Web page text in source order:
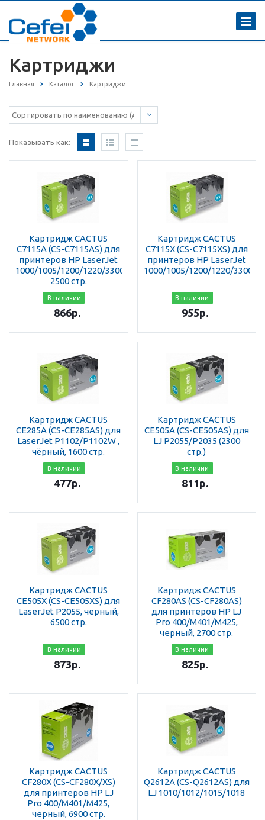
Картриджи
Главная Каталог Картриджи
Показывать как:
Картридж CACTUS
C7115A (CS-C7115AS) для
принтеров HP LaserJet
1000/1005/1200/1220/3300/3380,
2500 стр.
В наличии
866р.
Картридж CACTUS
C7115X (CS-C7115XS) для
принтеров HP LaserJet
1000/1005/1200/1220/3300/
В наличии
955р.
Картридж CACTUS
CE285A (CS-CE285AS) для
LaserJet P1102/P1102W ,
чёрный, 1600 стр.
В наличии
477р.
Картридж CACTUS
CE505A (CS-CE505AS) для
LJ P2055/P2035 (2300
стр.)
В наличии
811р.
Картридж CACTUS
CE505X (CS-CE505XS) для
LaserJet P2055, черный,
6500 стр.
В наличии
873р.
Картридж CACTUS
CF280AS (CS-CF280AS)
для принтеров HP LJ
Pro 400/M401/M425,
черный, 2700 стр.
В наличии
825р.
Картридж CACTUS
CF280X (CS-CF280X/XS)
для принтеров HP LJ
Pro 400/M401/M425,
черный, 6900 стр.
Картридж CACTUS
Q2612A (CS-Q2612AS) для
LJ 1010/1012/1015/1018